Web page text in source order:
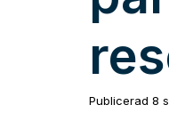
Publicerad 8